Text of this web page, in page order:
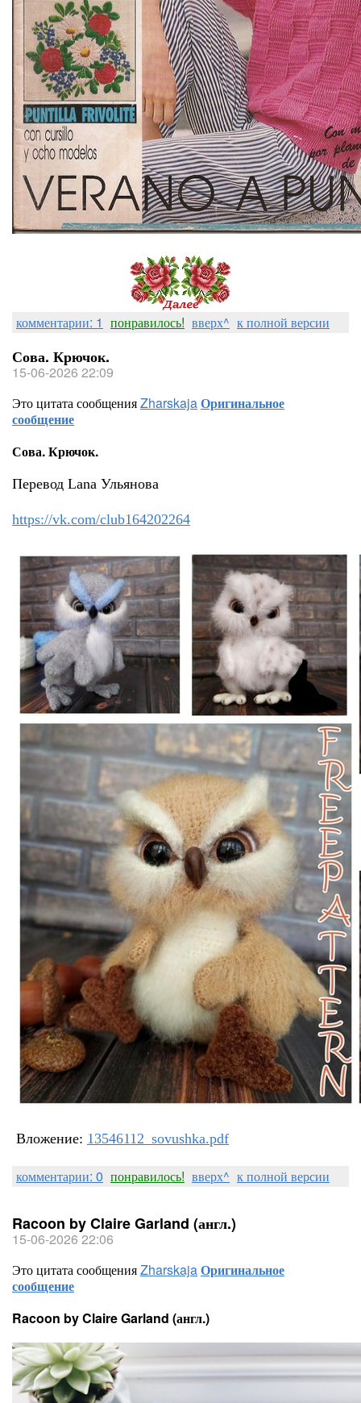
комментарии: 1 понравилось! вверх^ к полной версии
Сова. Крючок.
15-06-2026 22:09
Это цитата сообщенияZharskajaОригинальное
сообщение
Сова. Крючок.
Перевод Lana Ульянова
https://vk.com/club164202264
Вложение: 13546112_sovushka.pdf
комментарии: 0 понравилось! вверх^ к полной версии
Racoon by Claire Garland (англ.)
15-06-2026 22:06
Это цитата сообщенияZharskajaОригинальное
сообщение
Racoon by Claire Garland (англ.)